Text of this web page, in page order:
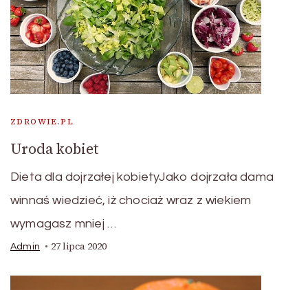
ZDROWIE.PL
Uroda kobiet
Dieta dla dojrzałej kobietyJako dojrzała dama
winnaś wiedzieć, iż chociaż wraz z wiekiem
wymagasz mniej …
Admin 27 lipca 2020